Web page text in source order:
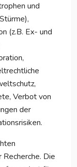
und
(z.B. Ex- und
Verbot von
der
Die